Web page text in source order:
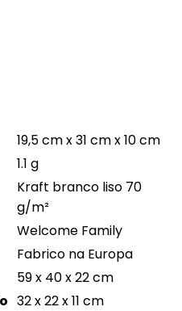
19,5 cm x 31 cm x 10 cm
1.1 g
Kraft branco liso 70
g/m²
Welcome Family
Fabrico na Europa
59 x 40 x 22 cm
32 x 22 x 11 cm